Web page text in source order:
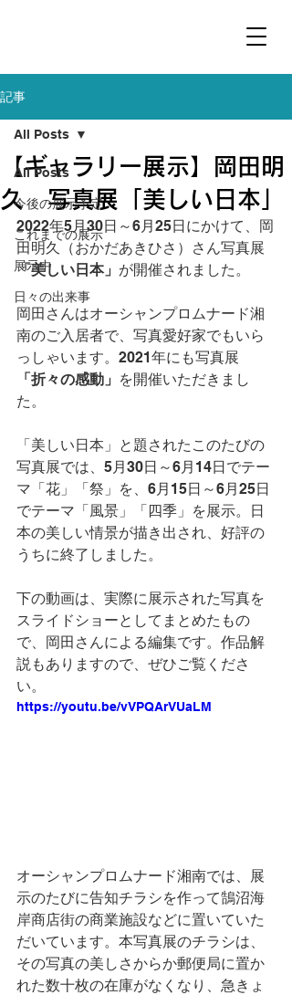
記事
All Posts
今後の展示予定
これまでの展示
展示中
日々の出来事
All Posts
【ギャラリー展示】岡田明
久 写真展「美しい日本」
2022年5月30日～6月25日にかけて、岡
田明久（おかだあきひさ）さん写真展
「美しい日本」 が開催されました。
岡田さんはオーシャンプロムナード湘
南のご入居者で、写真愛好家でもいら
っしゃいます。2021年にも写真展
「折々の感動」 を開催いただきまし
た。
「美しい日本」と題されたこのたびの
写真展では、5月30日～6月14日でテー
マ「花」「祭」を、6月15日～6月25日
でテーマ「風景」「四季」を展示。日
本の美しい情景が描き出され、好評の
うちに終了しました。
下の動画は、実際に展示された写真を
スライドショーとしてまとめたもの
で、岡田さんによる編集です。作品解
説もありますので、ぜひご覧くださ
い。
https://youtu.be/vVPQArVUaLM
オーシャンプロムナード湘南では、展
示のたびに告知チラシを作って鵠沼海
岸商店街の商業施設などに置いていた
だいています。本写真展のチラシは、
その写真の美しさからか郵便局に置か
れた数十枚の在庫がなくなり、急きょ